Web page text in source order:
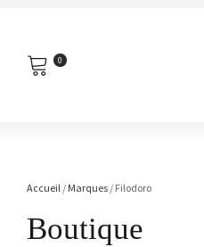
0
Accueil / Marques / Filodoro
Boutique